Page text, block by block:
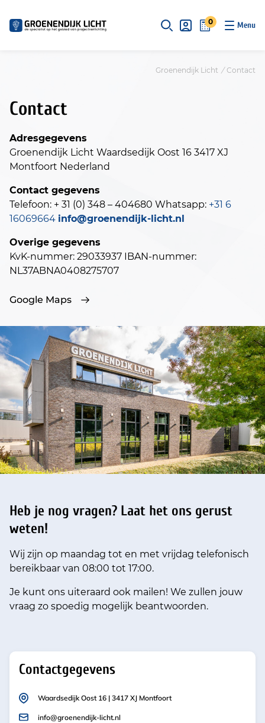
0
Groenendijk Licht / Contact
Contact
Adresgegevens
Groenendijk Licht Waardsedijk Oost 16 3417 XJ
Montfoort Nederland
Contact gegevens
Telefoon: + 31 (0) 348 – 404680 Whatsapp: +31 6
16069664 info@groenendijk-licht.nl
Overige gegevens
KvK-nummer: 29033937 IBAN-nummer:
NL37ABNA0408275707
Google Maps
Heb je nog vragen? Laat het ons gerust
weten!
Wij zijn op maandag tot en met vrijdag telefonisch
bereikbaar van 08:00 tot 17:00.
Je kunt ons uiteraard ook mailen! We zullen jouw
vraag zo spoedig mogelijk beantwoorden.
Contactgegevens
Waardsedijk Oost 16 | 3417 XJ Montfoort
info@groenendijk-licht.nl